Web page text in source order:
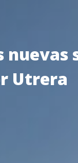
nuevas
Utrera